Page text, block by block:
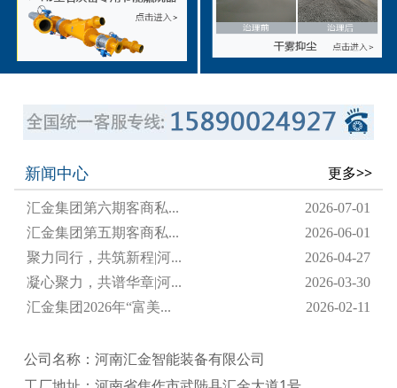
新闻中心 更多>>
汇金集团第六期客商私...
2026-07-01
汇金集团第五期客商私...
2026-06-01
聚力同行，共筑新程|河...
2026-04-27
凝心聚力，共谱华章|河...
2026-03-30
汇金集团2026年“富美...
2026-02-11
公司名称：河南汇金智能装备有限公司